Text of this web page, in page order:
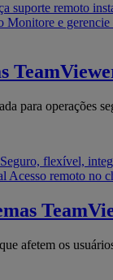
suporte remoto
Monitore e
para operações
Seguro, flexível,
Acesso remoto no
afetem os